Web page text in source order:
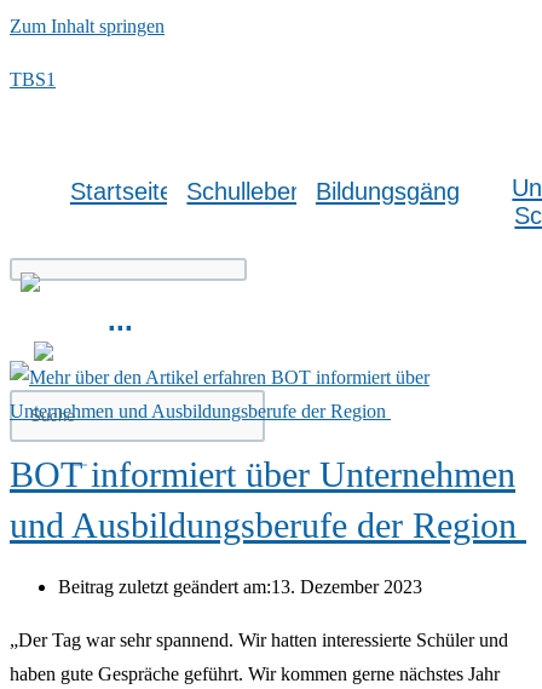
Zum Inhalt springen
TBS1
Startseite Schulleben Bildungsgänge
...
BOT informiert über Unternehmen
und Ausbildungsberufe der Region
Beitrag zuletzt geändert am:13. Dezember 2023
„Der Tag war sehr spannend. Wir hatten interessierte Schüler und
haben gute Gespräche geführt. Wir kommen gerne nächstes Jahr